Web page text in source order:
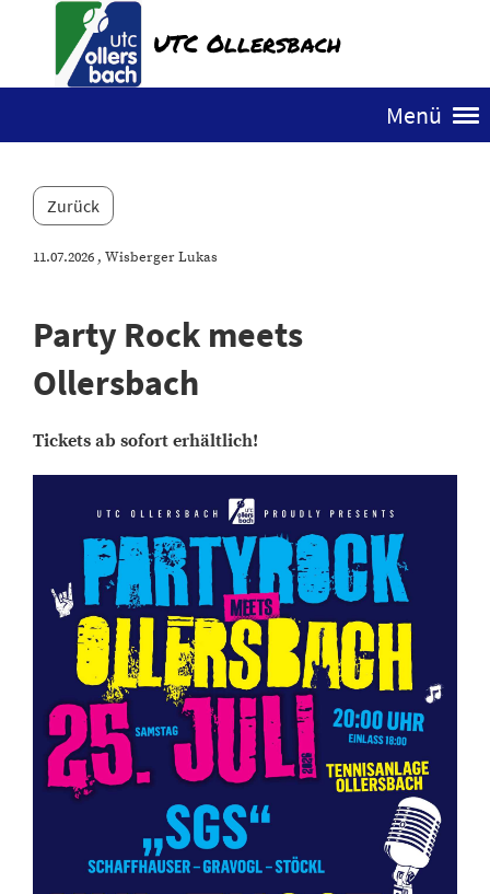
UTC Ollersbach
Menü
Zurück
11.07.2026 , Wisberger Lukas
Party Rock meets
Ollersbach
Tickets ab sofort erhältlich!